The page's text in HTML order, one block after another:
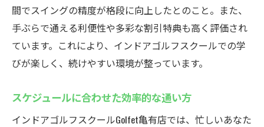
間でスイングの精度が格段に向上したとのこと。また、
手ぶらで通える利便性や多彩な割引特典も高く評価され
ています。これにより、インドアゴルフスクールでの学
びが楽しく、続けやすい環境が整っています。
スケジュールに合わせた効率的な通い方
インドアゴルフスクールGolfet亀有店では、忙しいあなた